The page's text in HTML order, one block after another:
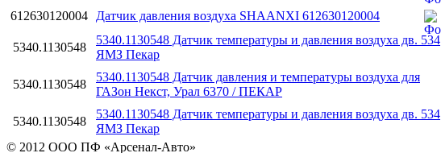
612630120004 Датчик давления воздуха SHAANXI 612630120004
5340.1130548
5340.1130548 Датчик температуры и давления воздуха дв. 534
ЯМЗ Пекар
5340.1130548
5340.1130548 Датчик давления и температуры воздуха для
ГАЗон Некст, Урал 6370 / ПЕКАР
5340.1130548
5340.1130548 Датчик температуры и давления воздуха дв. 534
ЯМЗ Пекар
© 2012 ООО ПФ «Арсенал-Авто»